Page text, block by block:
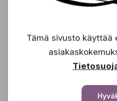
Ribes
11,90
€
Tämä sivusto käyttää